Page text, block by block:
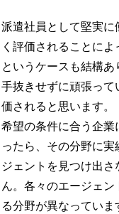
派遣社員として堅実に
く評価されることに
というケースも結構
手抜きせずに頑張って
価されると思います。
希望の条件に合う企業
ったら、その分野に実
ジェントを見つけ出
ん。各々のエージェン
る分野が異なっていま